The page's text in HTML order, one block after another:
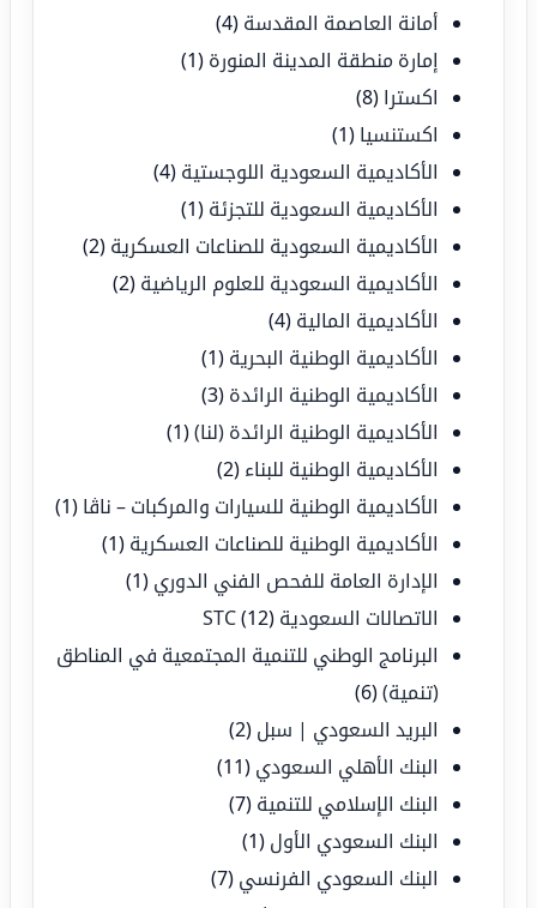
أمانة العاصمة المقدسة (4)
إمارة منطقة المدينة المنورة (1)
اكسترا (8)
اكستنسيا (1)
الأكاديمية السعودية اللوجستية (4)
الأكاديمية السعودية للتجزئة (1)
الأكاديمية السعودية للصناعات العسكرية (2)
الأكاديمية السعودية للعلوم الرياضية (2)
الأكاديمية المالية (4)
الأكاديمية الوطنية البحرية (1)
الأكاديمية الوطنية الرائدة (3)
الأكاديمية الوطنية الرائدة (لنا)(1)
الأكاديمية الوطنية للبناء (2)
الأكاديمية الوطنية للسيارات والمركبات – ناڤا (1)
الأكاديمية الوطنية للصناعات العسكرية (1)
الإدارة العامة للفحص الفني الدوري (1)
الاتصالات السعودية STC (12)
البرنامج الوطني للتنمية المجتمعية في المناطق
(تنمية)(6)
البريد السعودي | سبل (2)
البنك الأهلي السعودي (11)
البنك الإسلامي للتنمية (7)
البنك السعودي الأول (1)
البنك السعودي الفرنسي (7)